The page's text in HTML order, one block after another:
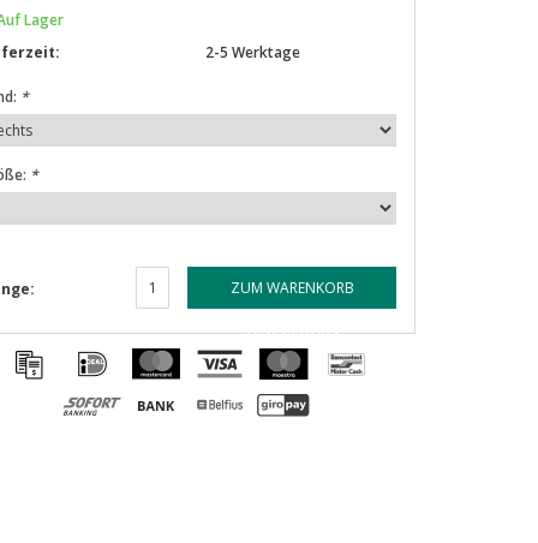
Lager
2-5 Werktage
*
*
ZUM WARENKORB
HINZUFÜGEN